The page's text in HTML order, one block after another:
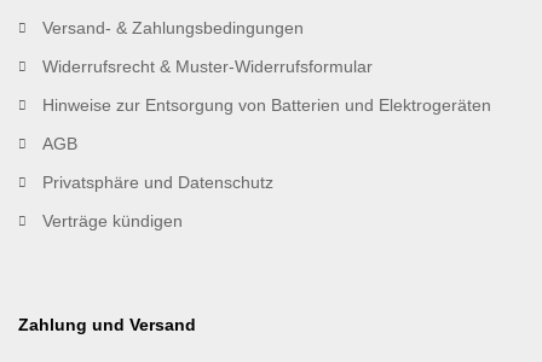
Versand- & Zahlungsbedingungen
Widerrufsrecht & Muster-Widerrufsformular
Hinweise zur Entsorgung von Batterien und Elektrogeräten
AGB
Privatsphäre und Datenschutz
Verträge kündigen
Zahlung und Versand